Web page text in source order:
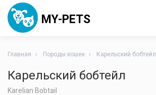
MY-PETS
Главная Породы кошек Карельский бобтейл
Карельский бобтейл
Karelian Bobtail